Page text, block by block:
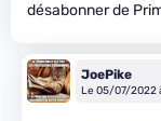
désabonner de
JoePike
Le 05/07/2022